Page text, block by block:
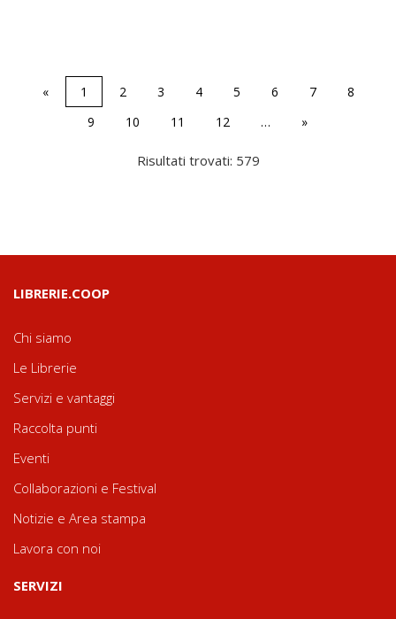
« 1 2 3 4 5 6 7
8
9
10 11 12 … »
Risultati trovati: 579
LIBRERIE.COOP
Chi siamo
Le Librerie
Servizi e vantaggi
Raccolta punti
Eventi
Collaborazioni e Festival
Notizie e Area stampa
Lavora con noi
SERVIZI